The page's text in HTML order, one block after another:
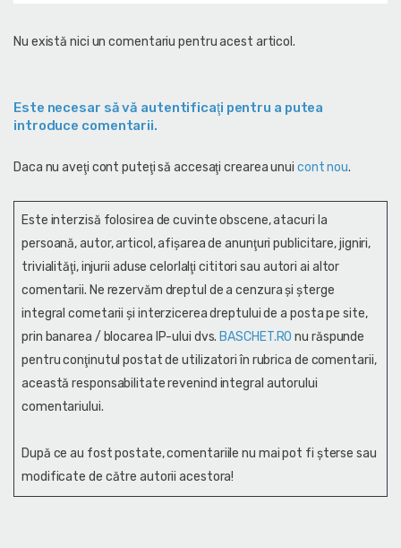
Nu există nici un comentariu pentru acest articol.
Este necesar să vă autentificaţi pentru a putea
introduce comentarii.
Daca nu aveţi cont puteţi să accesaţi crearea unui cont nou.
Este interzisă folosirea de cuvinte obscene, atacuri la
persoană, autor, articol, afişarea de anunţuri publicitare, jigniri,
trivialităţi, injurii aduse celorlalţi cititori sau autori ai altor
comentarii. Ne rezervăm dreptul de a cenzura și şterge
integral cometarii și interzicerea dreptului de a posta pe site,
prin banarea / blocarea IP-ului dvs. BASCHET.RO nu răspunde
pentru conţinutul postat de utilizatori în rubrica de comentarii,
această responsabilitate revenind integral autorului
comentariului.
După ce au fost postate, comentariile nu mai pot fi șterse sau
modificate de către autorii acestora!